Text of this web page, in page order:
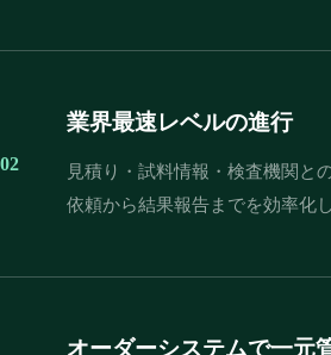
02
業界最速レベルの進行
見積り・試料情報・検査機関と
依頼から結果報告までを効率化し
オーダーシステムで一元